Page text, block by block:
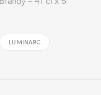
LUMINARC